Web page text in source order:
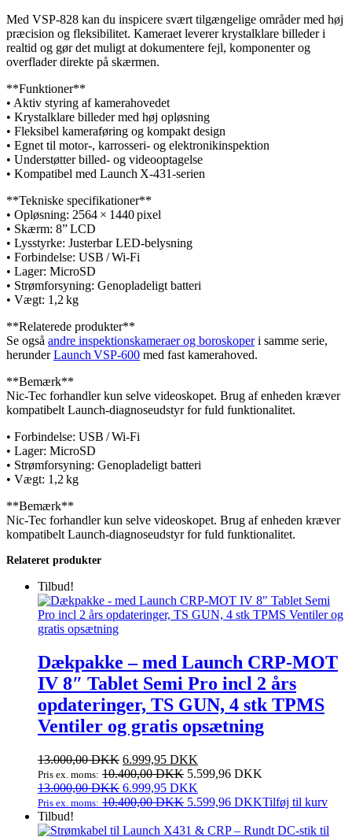
Med VSP‑828 kan du inspicere svært tilgængelige områder med høj
præcision og fleksibilitet. Kameraet leverer krystalklare billeder i
realtid og gør det muligt at dokumentere fejl, komponenter og
overflader direkte på skærmen.
**Funktioner**
• Aktiv styring af kamerahovedet
• Krystalklare billeder med høj opløsning
• Fleksibel kameraføring og kompakt design
• Egnet til motor‑, karrosseri‑ og elektronikinspektion
• Understøtter billed‑ og videooptagelse
• Kompatibel med Launch X‑431‑serien
**Tekniske specifikationer**
• Opløsning: 2564 × 1440 pixel
• Skærm: 8” LCD
• Lysstyrke: Justerbar LED‑belysning
• Forbindelse: USB / Wi‑Fi
• Lager: MicroSD
• Strømforsyning: Genopladeligt batteri
• Vægt: 1,2 kg
**Relaterede produkter**
Se også andre inspektionskameraer og boroskoperi samme serie,
herunderLaunch VSP‑600 med fast kamerahoved.
**Bemærk**
Nic‑Tec forhandler kun selve videoskopet. Brug af enheden kræver
kompatibelt Launch‑diagnoseudstyr for fuld funktionalitet.
• Forbindelse: USB / Wi‑Fi
• Lager: MicroSD
• Strømforsyning: Genopladeligt batteri
• Vægt: 1,2 kg
**Bemærk**
Nic‑Tec forhandler kun selve videoskopet. Brug af enheden kræver
kompatibelt Launch‑diagnoseudstyr for fuld funktionalitet.
Relateret produkter
Tilbud!
Dækpakke – med Launch CRP-MOT
IV 8″ Tablet Semi Pro incl 2 års
opdateringer, TS GUN, 4 stk TPMS
Ventiler og gratis opsætning
13.000,00DKK Den
oprindelige
pris
var:
6.999,95 DKK
aktuelle
er:
Pris ex. moms: 10.400,00DKK 5.599,96 DKK
13.000,00DKK Den
oprindelige
var:
6.999,95 DKK
aktuelle
er:
Pris ex. moms: 10.400,00DKK 5.599,96 DKKTilføj til kurv
Tilbud!